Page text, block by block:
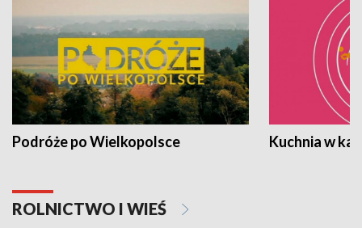
Podróże po Wielkopolsce Kuchnia w
ROLNICTWO I WIEŚ